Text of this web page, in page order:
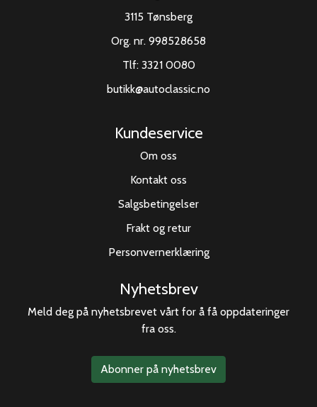
3115 Tønsberg
Org. nr. 998528658
Tlf: 3321 0080
butikk@autoclassic.no
Kundeservice
Om oss
Kontakt oss
Salgsbetingelser
Frakt og retur
Personvernerklæring
Nyhetsbrev
Meld deg på nyhetsbrevet vårt for å få oppdateringer
fra oss.
Abonner på nyhetsbrev